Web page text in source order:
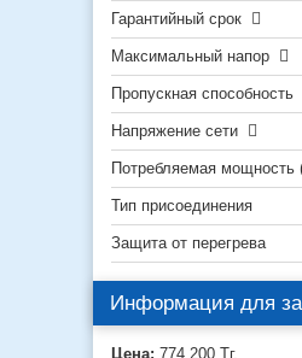
Гарантийный срок
Максимальный напор
Пропускная способность
Напряжение сети
Потребляемая мощность
Тип присоединения
Защита от перегрева
Информация для
Цена: 774 200 Тг.